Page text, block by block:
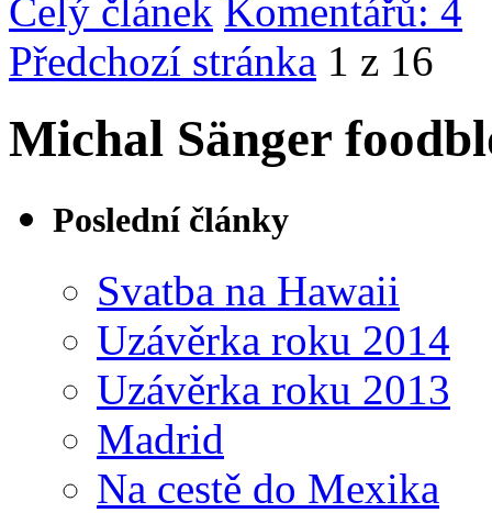
Celý článek Komentářů: 4
Předchozí stránka 1 z 16
Michal Sänger
Poslední články
Svatba na Hawaii
Uzávěrka roku 2014
Uzávěrka roku 2013
Madrid
Na cestě do Mexika